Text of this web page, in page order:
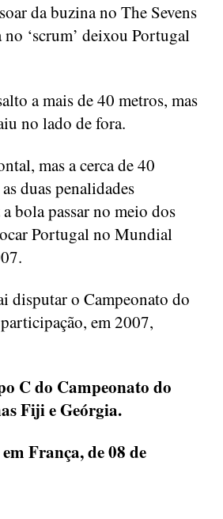
da buzina no The Sevens
‘scrum’ deixou Portugal
a mais de 40 metros, mas
no lado de fora.
mas a cerca de 40
duas penalidades
bola passar no meio dos
Portugal no Mundial
disputar o Campeonato do
em 2007,
C do Campeonato do
Fiji e Geórgia.
França, de 08 de